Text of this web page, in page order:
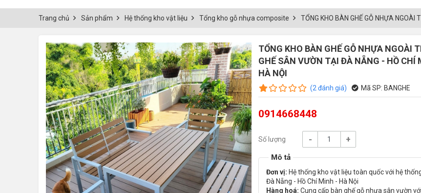
Trang chủ Sản phẩm Hệ thống kho vật liệu Tổng kho gỗ nhựa composite TỔNG KHO BÀN GHẾ GỖ NHỰA NGOÀI
TỔNG KHO BÀN GHẾ GỖ NHỰA NGOÀI
GHẾ SÂN VƯỜN TẠI ĐÀ NẴNG - HỒ CHÍ
HÀ NỘI
(2 đánh giá) Mã SP: BANGHE
0914668448
Số lượng - +
Đơn vị: Hệ thống kho vật liệu toàn quốc với hệ
Đà Nẵng - Hồ Chí Minh - Hà Nội
Hàng hoá: Cung cấp bàn ghế gỗ nhựa sân vườn